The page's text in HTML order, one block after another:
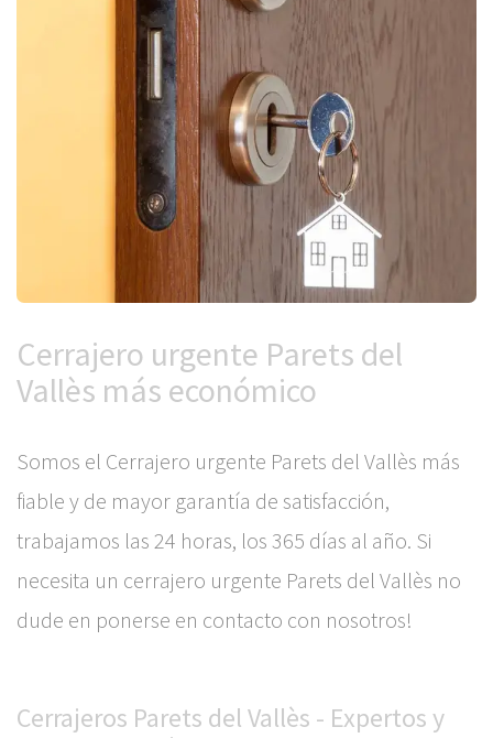
Cerrajero urgente Parets del
Vallès más económico
Somos el Cerrajero urgente Parets del Vallès más
fiable y de mayor garantía de satisfacción,
trabajamos las 24 horas, los 365 días al año. Si
necesita un cerrajero urgente Parets del Vallès no
dude en ponerse en contacto con nosotros!
Cerrajeros Parets del Vallès - Expertos y